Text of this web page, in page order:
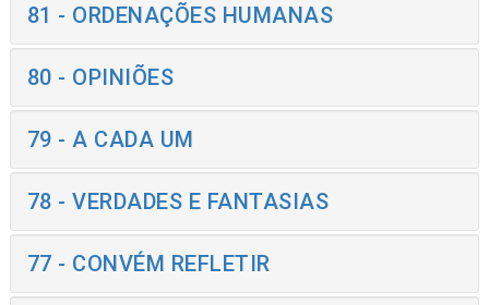
81 - ORDENAÇÕES HUMANAS
80 - OPINIÕES
79 - A CADA UM
78 - VERDADES E FANTASIAS
77 - CONVÉM REFLETIR